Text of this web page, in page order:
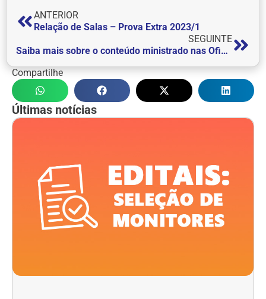
ANTERIOR
Relação de Salas – Prova Extra 2023/1
SEGUINTE
Saiba mais sobre o conteúdo ministrado nas Oficinas Digitais Gratuitas
Compartilhe
Últimas notícias